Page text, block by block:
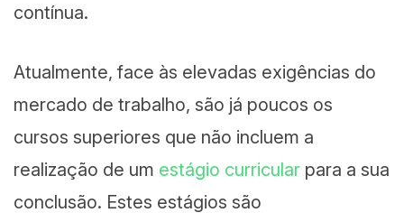
contínua.
Atualmente, face às elevadas exigências do
mercado de trabalho, são já poucos os
cursos superiores que não incluem a
realização de um estágio curricular para a sua
conclusão. Estes estágios são